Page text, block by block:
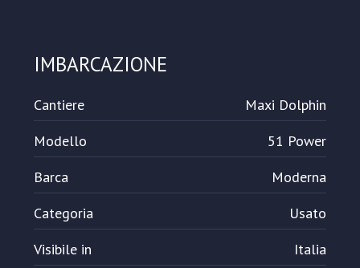
IMBARCAZIONE
Cantiere
Maxi Dolphin
Modello
51 Power
Barca
Moderna
Categoria
Usato
Visibile in
Italia